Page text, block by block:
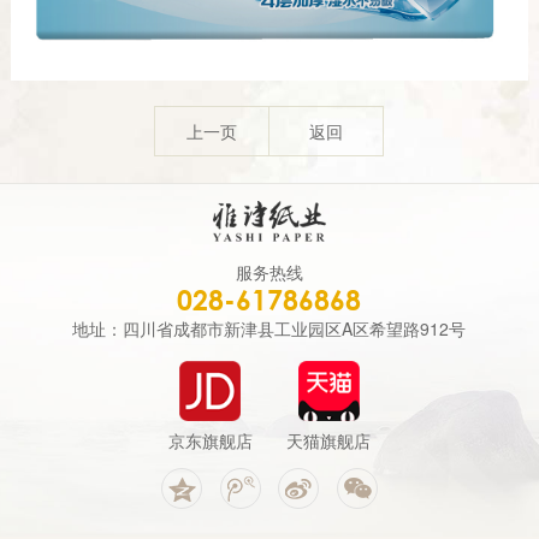
上一页 返回
服务热线
028-61786868
地址：四川省成都市新津县工业园区A区希望路912号
京东旗舰店 天猫旗舰店